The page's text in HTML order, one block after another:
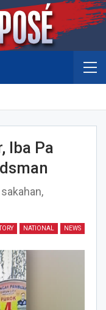
Iba Pa
sakahan,
NATIONAL NEWS